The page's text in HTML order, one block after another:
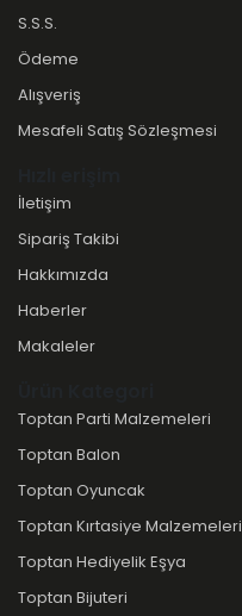
S.S.S.
Ödeme
Alışveriş
Mesafeli Satış Sözleşmesi
İletişim
Sipariş Takibi
Hakkımızda
Haberler
Makaleler
Toptan Parti Malzemeleri
Toptan Balon
Toptan Oyuncak
Toptan Kırtasiye Malzemeleri
Toptan Hediyelik Eşya
Toptan Bijuteri